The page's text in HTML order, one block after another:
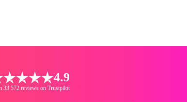
4.9
33 572 reviews on Trustpilot